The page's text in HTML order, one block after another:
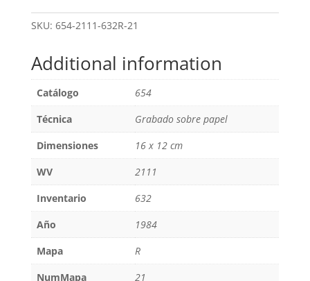
SKU: 654-2111-632R-21
Additional information
Catálogo
654
Técnica
Grabado sobre papel
Dimensiones
16 x 12 cm
WV
2111
Inventario
632
Año
1984
Mapa
R
NumMapa
21